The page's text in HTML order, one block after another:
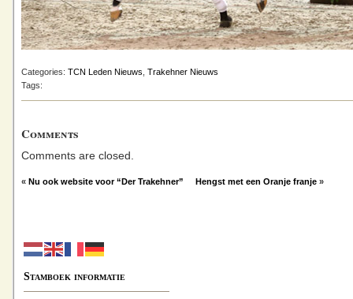
Categories: TCN Leden Nieuws Trakehner Nieuws
Tags:
Comments
Comments are closed.
« Nu ook website voor “Der Trakehner” Hengst met een Oranje franje »
Stamboek informatie